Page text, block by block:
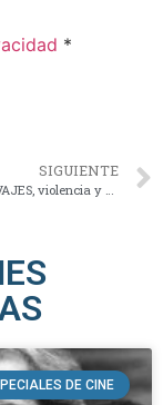
*
SIGUIENTE
DE CINE